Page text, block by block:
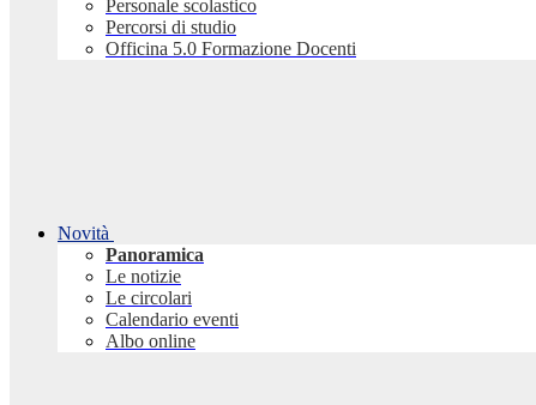
Personale scolastico
Percorsi di studio
Officina 5.0 Formazione Docenti
Novità
Panoramica
Le notizie
Le circolari
Calendario eventi
Albo online